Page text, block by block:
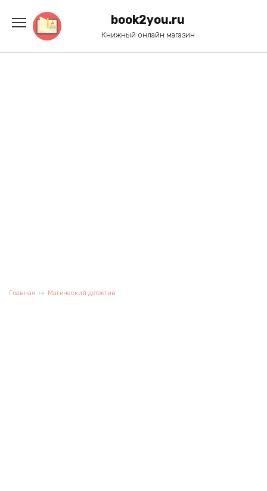
содержанию
book2you.ru
Книжный онлайн магазин
Главная Магический детектив